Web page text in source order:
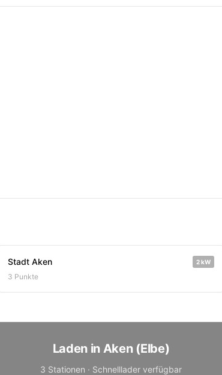
Stadt Aken 2 kW
3 Punkte
Laden in Aken (Elbe)
3 Stationen · Schnelllader verfügbar